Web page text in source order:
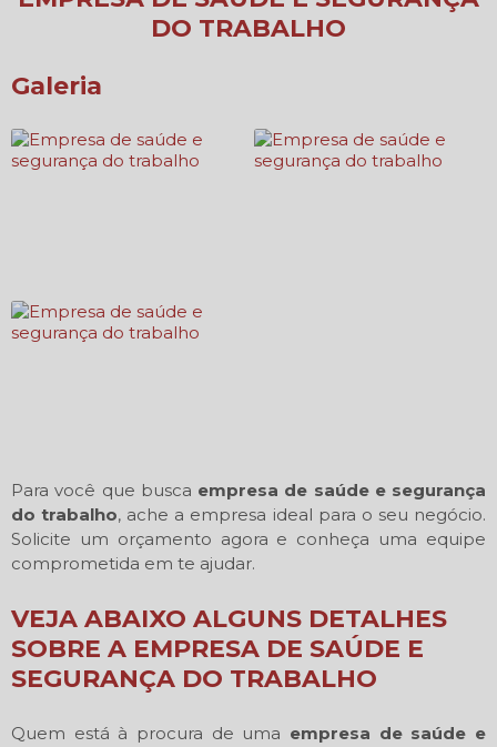
DO TRABALHO
Galeria
Para você que busca empresa de saúde e segurança
do trabalho, ache a empresa ideal para o seu negócio.
Solicite um orçamento agora e conheça uma equipe
comprometida em te ajudar.
VEJA ABAIXO ALGUNS DETALHES
SOBRE A EMPRESA DE SAÚDE E
SEGURANÇA DO TRABALHO
Quem está à procura de uma empresa de saúde e